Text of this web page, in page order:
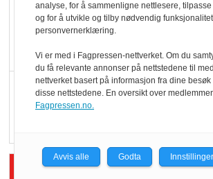
KBS-
endring:
Vokser med
Siste artikler - Butikk i praksis
analyse, for å sammenligne nettlesere,
og for å utvikle og tilby nødvendig
personvernerklæring.
Vi er med i Fagpressen-nettverket. Om du
du få relevante annonser på nettstedene til
nettverket basert på informasjon fra dine besøk
disse nettstedene. En oversikt over
Fagpressen.no.
Avvis alle Godta Innstillinger